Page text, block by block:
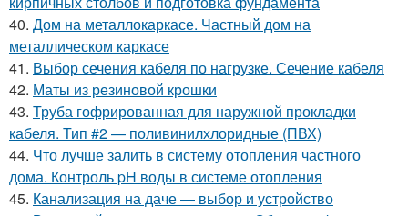
40. Дом на металлокаркасе. Частный дом на
металлическом каркасе
41. Выбор сечения кабеля по нагрузке. Сечение кабеля
42. Маты из резиновой крошки
43. Труба гофрированная для наружной прокладки
кабеля. Тип #2 — поливинилхлоридные (ПВХ)
44. Что лучше залить в систему отопления частного
дома. Контроль pH воды в системе отопления
45. Канализация на даче — выбор и устройство